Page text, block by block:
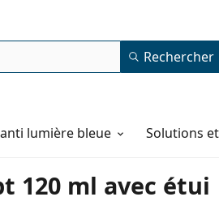
Rechercher
lumière bleue Solutions
120 ml avec étui